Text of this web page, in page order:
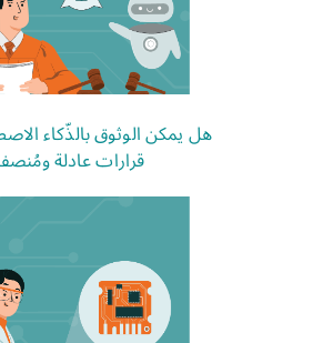
هل يمكن الوثوق بالذّكاء
قرارات عادلة